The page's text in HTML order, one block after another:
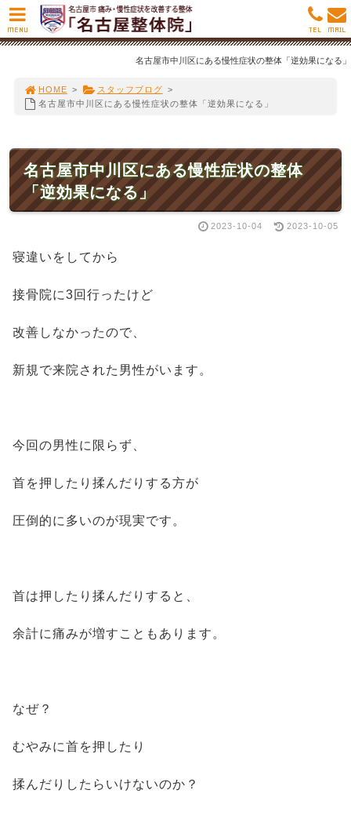
名古屋市中川区にある慢性症状の整体「逆効果になる」
HOME > スタッフブログ >
名古屋市中川区にある慢性症状の整体「逆効果になる」
名古屋市中川区にある慢性症状の整体
「逆効果になる」
2023-10-04 2023-10-05
寝違いをしてから
接骨院に3回行ったけど
改善しなかったので、
新規で来院された男性がいます。
今回の男性に限らず、
首を押したり揉んだりする方が
圧倒的に多いのが現実です。
首は押したり揉んだりすると、
余計に痛みが増すこともあります。
なぜ？
むやみに首を押したり
揉んだりしたらいけないのか？
MENU MAIL
TEL